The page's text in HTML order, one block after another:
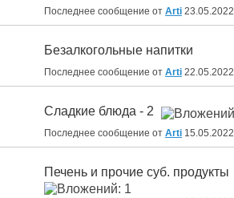
Последнее сообщение от Arti 23.05.2022
Безалкогольные напитки
Последнее сообщение от Arti 22.05.2022
Сладкие блюда - 2
Последнее сообщение от Arti 15.05.2022
Печень и прочие суб. продукты